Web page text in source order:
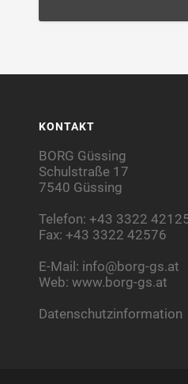
KONTAKT
BORG Güssing
Schulstraße 17
7540 Güssing
Telefon: +43 3322
Fax: +43 3322 42576
E-Mail: info@borg-gs.at
Web: www.borg-gs.at
Datenschutzinformation